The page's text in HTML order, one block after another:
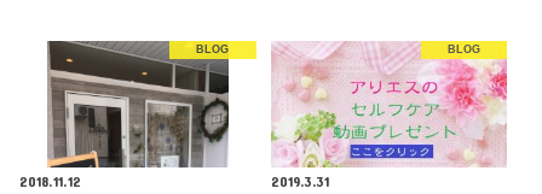
BLOG
2018.11.12
BLOG
2019.3.31